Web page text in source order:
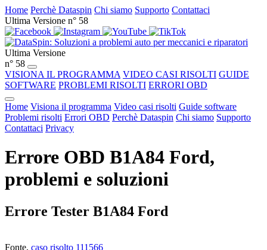
Home Perchè Dataspin Chi siamo Supporto Contattaci
Ultima Versione n° 58
Ultima Versione
n° 58
VISIONA IL PROGRAMMA VIDEO CASI RISOLTI GUIDE
SOFTWARE PROBLEMI RISOLTI ERRORI OBD
Home Visiona il programma Video casi risolti Guide software
Problemi risolti Errori OBD Perchè Dataspin Chi siamo Supporto
Contattaci Privacy
Errore OBD B1A84 Ford,
problemi e soluzioni
Errore Tester B1A84 Ford
Fonte, caso risolto 111566